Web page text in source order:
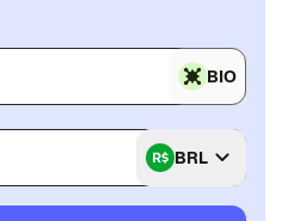
BIO
BRL